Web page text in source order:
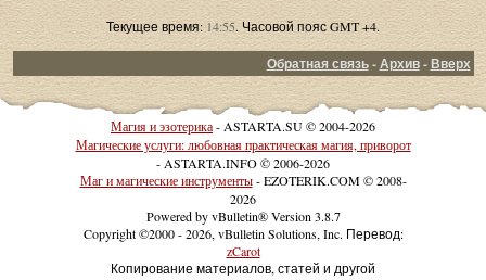
Текущее время:14:55. Часовой пояс GMT +4.
Обратная связь-Архив-Вверх
Магия и эзотерика- ASTARTA.SU © 2004-2026
Магические услуги: любовная практическая магия, приворот
- ASTARTA.INFO © 2006-2026
Маг и магические инструменты- EZOTERIK.COM © 2008-
2026
Powered by vBulletin® Version 3.8.7
Copyright ©2000 - 2026, vBulletin Solutions, Inc. Перевод:
zCarot
Копирование материалов, статей и другой